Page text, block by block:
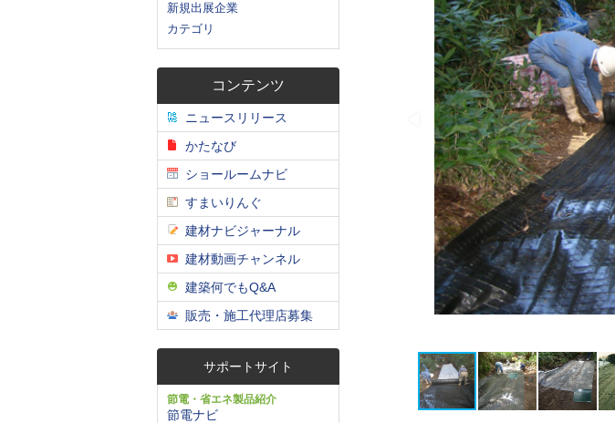
新規出展企業
カテゴリ
コンテンツ
ニュースリリース
かたなび
ショールームナビ
すまいりんぐ
建材ナビジャーナル
建材動画チャンネル
建築何でもQ&A
販売・施工代理店募集
サポートサイト
節電・省エネ製品紹介
節電ナビ